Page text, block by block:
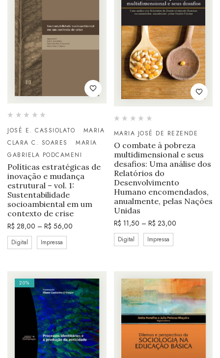
JOSÉ E. CASSIOLATO
MARIA
CLARA C. SOARES
MARIA
GABRIELA PODCAMENI
Políticas estratégicas de
inovação e mudança
estrutural – vol. 1:
Sustentabilidade
socioambiental em um
contexto de crise
R$ 28,00 – R$ 56,00
Digital Impressa
MARIA JOSÉ DE REZENDE
O combate à pobreza
multidimensional e seus
desafios: Uma análise dos
Relatórios do
Desenvolvimento
Humano encomendados,
anualmente, pelas Nações
Unidas
R$ 11,50 – R$ 23,00
Digital Impressa
20%